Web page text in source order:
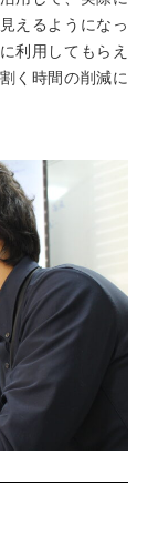
えるようになっ
利用してもらえ
く時間の削減に